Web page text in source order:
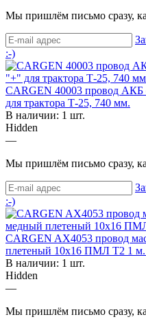
Мы пришлём письмо сразу,
:-)
CARGEN 40003 провод АКБ
для трактора Т-25, 740 мм.
В наличии: 1 шт.
Hidden
—
Мы пришлём письмо сразу,
:-)
CARGEN AX4053 провод
плетеный 10х16 ПМЛ Т2 1 м.
В наличии: 1 шт.
Hidden
—
Мы пришлём письмо сразу,